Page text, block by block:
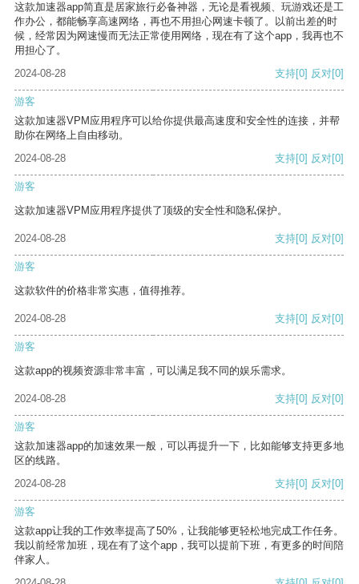
这款加速器app简直是居家旅行必备神器，无论是看视频、玩游戏还是工
作办公，都能畅享高速网络，再也不用担心网速卡顿了。以前出差的时
候，经常因为网速慢而无法正常使用网络，现在有了这个app，我再也不
用担心了。
2024-08-28
支持[0] 反对[0]
游客
这款加速器VPM应用程序可以给你提供最高速度和安全性的连接，并帮
助你在网络上自由移动。
2024-08-28
支持[0] 反对[0]
游客
这款加速器VPM应用程序提供了顶级的安全性和隐私保护。
2024-08-28 支持[0] 反对[0]
游客
这款软件的价格非常实惠，值得推荐。
2024-08-28 支持[0] 反对[0]
游客
这款app的视频资源非常丰富，可以满足我不同的娱乐需求。
2024-08-28 支持[0] 反对[0]
游客
这款加速器app的加速效果一般，可以再提升一下，比如能够支持更多地
区的线路。
2024-08-28
支持[0] 反对[0]
游客
这款app让我的工作效率提高了50%，让我能够更轻松地完成工作任务。
我以前经常加班，现在有了这个app，我可以提前下班，有更多的时间陪
伴家人。